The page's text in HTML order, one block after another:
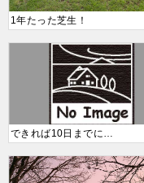
1年たった芝生！
できれば10日までに…